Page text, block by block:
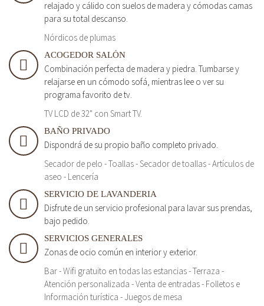
relajado y cálido con suelos de madera y cómodas camas
para su total descanso.
Nórdicos de plumas
ACOGEDOR SALÓN
Combinación perfecta de madera y piedra. Tumbarse y
relajarse en un cómodo sofá, mientras lee o ver su
programa favorito de tv.
TV LCD de 32" con Smart TV.
BAÑO PRIVADO
Dispondrá de su propio baño completo privado.
Secador de pelo - Toallas - Secador de toallas - Artículos de
aseo - Lencería
SERVICIO DE LAVANDERIA
Disfrute de un servicio profesional para lavar sus prendas,
bajo pedido.
SERVICIOS GENERALES
Zonas de ocio común en interior y exterior.
Bar - Wifi gratuito en todas las estancias - Terraza -
Atención personalizada - Venta de entradas - Folletos e
Información turística - Juegos de mesa